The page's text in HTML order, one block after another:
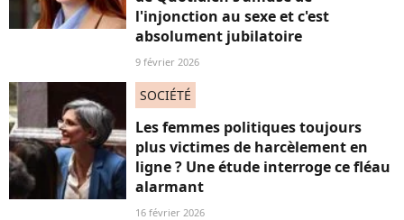
l'injonction au sexe et c'est
absolument jubilatoire
9 février 2026
SOCIÉTÉ
Les femmes politiques toujours
plus victimes de harcèlement en
ligne ? Une étude interroge ce fléau
alarmant
16 février 2026